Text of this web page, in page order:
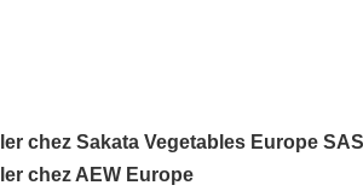
chez Sakata Vegetables Europe SAS
chez AEW Europe